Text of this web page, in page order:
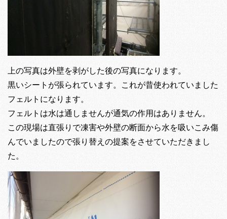
上の写真は外壁を剥がした後の写真になります。
黒いシートが張られています。これが昔使われていました
フェルトになります。
フェルトは水は通しませんが通気の作用はありません。
この現場は直張りで凍害や外壁の断面から水を吸いこみ傷
んでいましたので張り替えの提案をさせていただきまし
た。